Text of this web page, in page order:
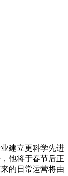
建立更科学先进
他将于春节后正
的日常运营将由